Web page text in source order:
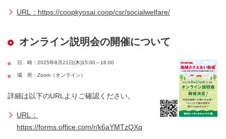
URL：https://coopkyosai.coop/csr/socialwelfare/
オンライン説明会の開催について
日 時：2025年8月21日(木)15:00～16:00
場 所：Zoom（オンライン）
詳細は以下のURLよりご確認ください。
URL：
https://forms.office.com/r/k6aYMTzQXq